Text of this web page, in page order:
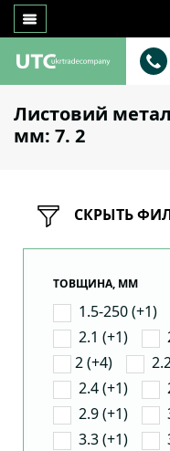
Листовий
мм: 7. 2
СКРЫТЬ
ТОВЩИНА, ММ
1.5-250 (+1)
2.1 (+1)
2 (+4)
2.4 (+1)
2.9 (+1)
3.3 (+1)